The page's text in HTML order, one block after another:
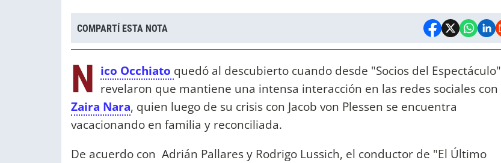
COMPARTÍ ESTA NOTA
N ico Occhiato quedó al descubierto cuando desde "Socios del Espectáculo"
revelaron que mantiene una intensa interacción en las redes sociales con
Zaira Nara, quien luego de su crisis con Jacob von Plessen se encuentra
vacacionando en familia y reconciliada.
De acuerdo con Adrián Pallares y Rodrigo Lussich, el conductor de "El Último